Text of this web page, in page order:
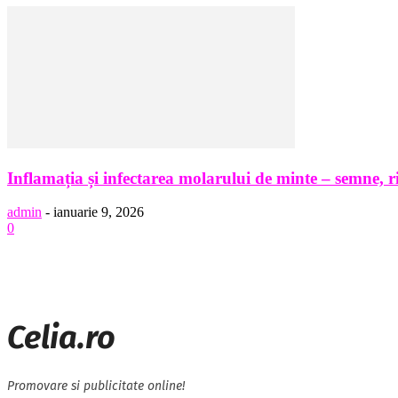
Inflamația și infectarea molarului de minte – semne,
admin - ianuarie 9, 2026
0
Celia.ro
Promovare si publicitate online!